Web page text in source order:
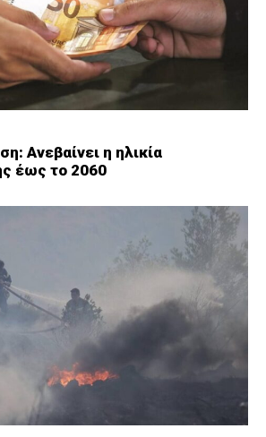
Ανεβαίνει η ηλικία
έως το 2060